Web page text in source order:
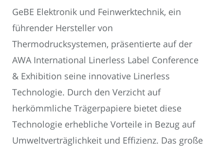
GeBE Elektronik und Feinwerktechnik, ein
führender Hersteller von
Thermodrucksystemen, präsentierte auf der
AWA International Linerless Label Conference
& Exhibition seine innovative Linerless
Technologie. Durch den Verzicht auf
herkömmliche Trägerpapiere bietet diese
Technologie erhebliche Vorteile in Bezug auf
Umweltverträglichkeit und Effizienz. Das große